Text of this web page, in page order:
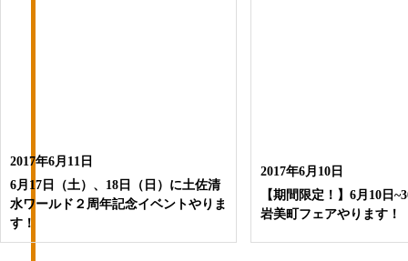
2017年6月11日
6月17日（土）、18日（日）に土佐清
水ワールド２周年記念イベントやりま
す！
2017年6月10日
【期間限定！】6月10日
岩美町フェアやります！